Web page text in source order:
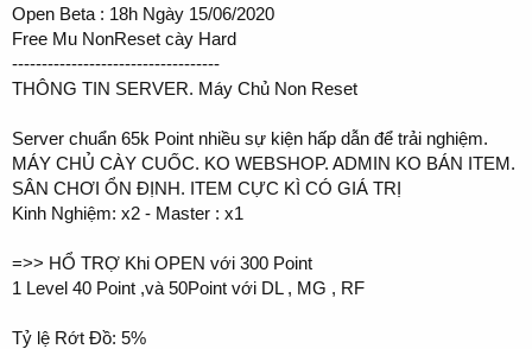
Open Beta : 18h Ngày 15/06/2020
Free Mu NonReset cày Hard
-----------------------------------
THÔNG TIN SERVER. Máy Chủ Non Reset
Server chuẩn 65k Point nhiều sự kiện hấp dẫn để trải nghiệm.
MÁY CHỦ CÀY CUỐC. KO WEBSHOP. ADMIN KO BÁN ITEM.
SÂN CHƠI ỔN ĐỊNH. ITEM CỰC KÌ CÓ GIÁ TRỊ
Kinh Nghiệm: x2 - Master : x1
=>> HỔ TRỢ Khi OPEN với 300 Point
1 Level 40 Point ,và 50Point với DL , MG , RF
Tỷ lệ Rớt Đồ: 5%